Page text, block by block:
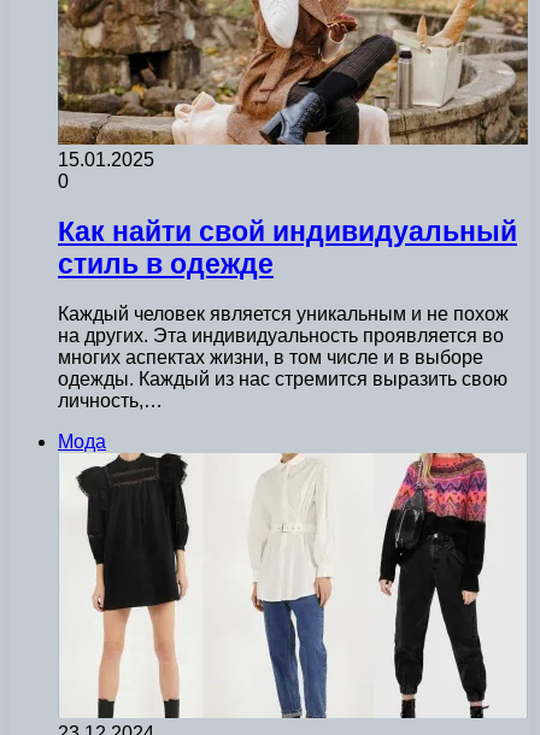
15.01.2025
0
Как найти свой индивидуальный
стиль в одежде
Каждый человек является уникальным и не похож
на других. Эта индивидуальность проявляется во
многих аспектах жизни, в том числе и в выборе
одежды. Каждый из нас стремится выразить свою
личность,…
Мода